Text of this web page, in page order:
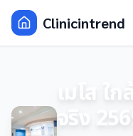
Clinicintrend
เมโส ใ
จริง